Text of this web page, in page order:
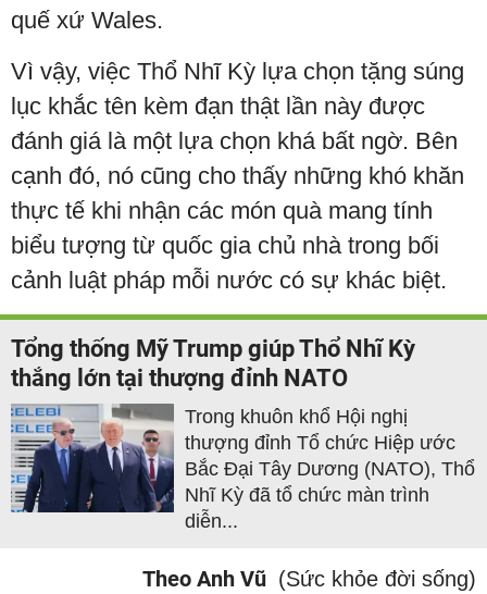
quế xứ Wales.
Vì vậy, việc Thổ Nhĩ Kỳ lựa chọn tặng súng
lục khắc tên kèm đạn thật lần này được
đánh giá là một lựa chọn khá bất ngờ. Bên
cạnh đó, nó cũng cho thấy những khó khăn
thực tế khi nhận các món quà mang tính
biểu tượng từ quốc gia chủ nhà trong bối
cảnh luật pháp mỗi nước có sự khác biệt.
Tổng thống Mỹ Trump giúp Thổ Nhĩ Kỳ
thắng lớn tại thượng đỉnh NATO
Trong khuôn khổ Hội nghị
thượng đỉnh Tổ chức Hiệp ước
Bắc Đại Tây Dương (NATO), Thổ
Nhĩ Kỳ đã tổ chức màn trình
diễn...
Theo Anh Vũ (Sức khỏe đời sống)